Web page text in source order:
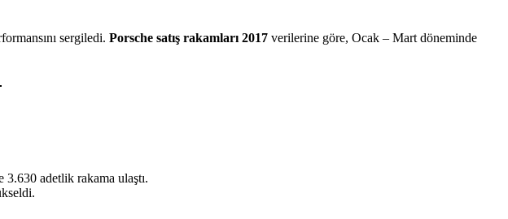
sergiledi. Porsche satış rakamları 2017 verilerine göre, Ocak – Mart döneminde
3.630 adetlik rakama ulaştı.